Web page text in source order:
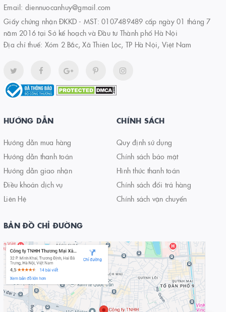
Email: diennuocanhuy@gmail.com
Giấy chứng nhận ĐKKD - MST: 0107489489 cấp ngày 01 tháng 7
năm 2016 tại Sở kế hoạch và Đầu tư Thành phố Hà Nội
Địa chỉ thuế: Xóm 2 Bắc, Xã Thiên Lộc, TP Hà Nội, Việt Nam
HƯỚNG DẪN
Hướng dẫn mua hàng
Hướng dẫn thanh toán
Hướng dẫn giao nhận
Điều khoản dịch vụ
Liên Hệ
CHÍNH SÁCH
Quy định sử dụng
Chính sách bảo mật
Hình thức thanh toán
Chính sách đổi trả hàng
Chính sách vận chuyển
BẢN ĐỒ CHỈ ĐƯỜNG